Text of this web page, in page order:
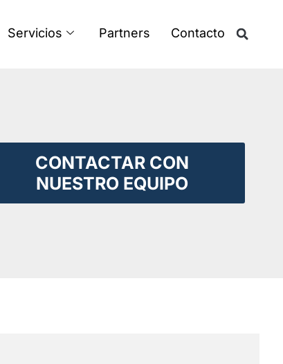
Servicios Partners Contacto
CONTACTAR CON
NUESTRO EQUIPO